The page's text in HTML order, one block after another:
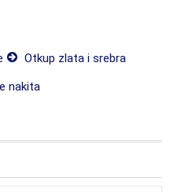
Otkup zlata i srebra
nakita